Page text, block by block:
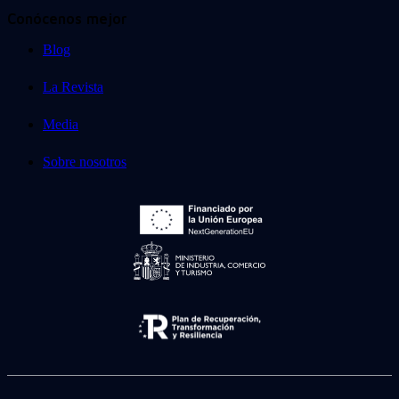
Conócenos mejor
Blog
La Revista
Media
Sobre nosotros